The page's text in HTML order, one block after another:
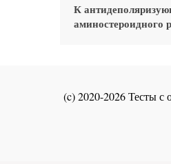
К
аминостероидного
(c) 2020-2026 Тесты с